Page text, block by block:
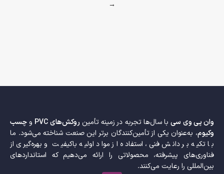
→
وان پی وی سیبا سال‌ها تجربه در زمینه تأمین روکش‌های PVC وچسب
وکیوم، به‌عنوان یکی از تأمین‌کنندگان برتر این صنعت شناخته می‌شود. ما
با تکیه بر دانش فنی، استفاده از مواد اولیه باکیفیت و بهره‌گیری از
فناوری‌های پیشرفته، محصولاتی را ارائه می‌دهیم که استانداردهای
بین‌المللی را رعایت می‌کنند.